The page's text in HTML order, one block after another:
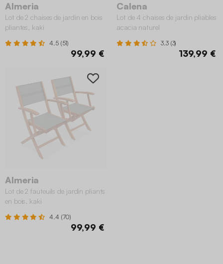
Almeria
Lot de 2 chaises de jardin en bois
pliantes, kaki
4.5 (51)
99,99 €
Calena
Lot de 4 chaises de jardin pliables
acacia naturel
3.3 (3)
139,99 €
Almeria
Lot de 2 fauteuils de jardin pliants
en bois, kaki
4.4 (70)
99,99 €